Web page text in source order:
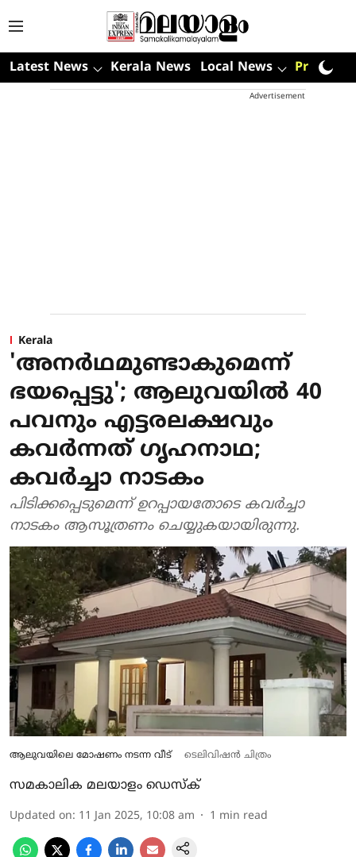
Latest News Kerala News Local News Premium
Advertisement
Kerala
'അനര്‍ഥമുണ്ടാകുമെന്ന്
ഭയപ്പെട്ടു'; ആലുവയില്‍ 40
പവനും എട്ടരലക്ഷവും
കവര്‍ന്നത് ഗൃഹനാഥ;
കവര്‍ച്ചാ നാടകം
പിടിക്കപ്പെടുമെന്ന് ഉറപ്പായതോടെ കവര്‍ച്ചാ
നാടകം ആസൂത്രണം ചെയ്യുകയായിരുന്നു.
ആലുവയിലെ മോഷണം നടന്ന വീട് ടെലിവിഷന്‍ ചിത്രം
സമകാലിക മലയാളം ഡെസ്ക്
Updated on: 11 Jan 2025, 10:08 am 1 min read